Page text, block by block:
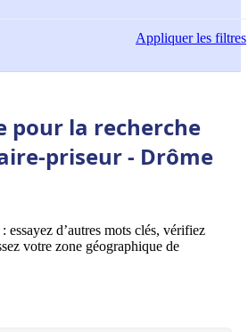
Appliquerles filtres
pour la recherche
priseur - Drôme
essayez d’autres mots clés, vérifiez
votre zone géographique de